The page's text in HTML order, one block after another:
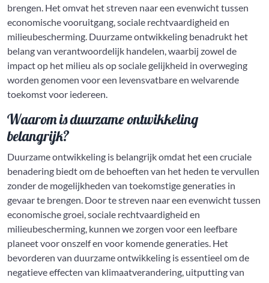
brengen. Het omvat het streven naar een evenwicht tussen
economische vooruitgang, sociale rechtvaardigheid en
milieubescherming. Duurzame ontwikkeling benadrukt het
belang van verantwoordelijk handelen, waarbij zowel de
impact op het milieu als op sociale gelijkheid in overweging
worden genomen voor een levensvatbare en welvarende
toekomst voor iedereen.
Waarom is duurzame ontwikkeling
belangrijk?
Duurzame ontwikkeling is belangrijk omdat het een cruciale
benadering biedt om de behoeften van het heden te vervullen
zonder de mogelijkheden van toekomstige generaties in
gevaar te brengen. Door te streven naar een evenwicht tussen
economische groei, sociale rechtvaardigheid en
milieubescherming, kunnen we zorgen voor een leefbare
planeet voor onszelf en voor komende generaties. Het
bevorderen van duurzame ontwikkeling is essentieel om de
negatieve effecten van klimaatverandering, uitputting van